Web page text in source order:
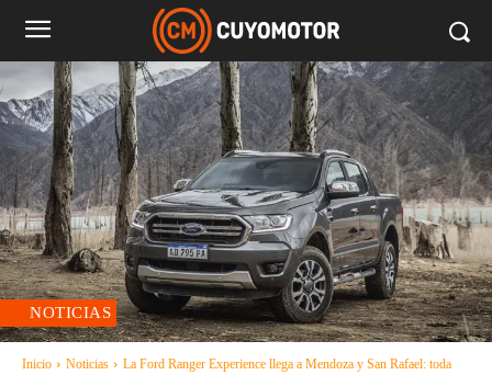
NOTICIAS
Inicio Noticias
La Ford Ranger Experience llega a Mendoza y San Rafael: toda